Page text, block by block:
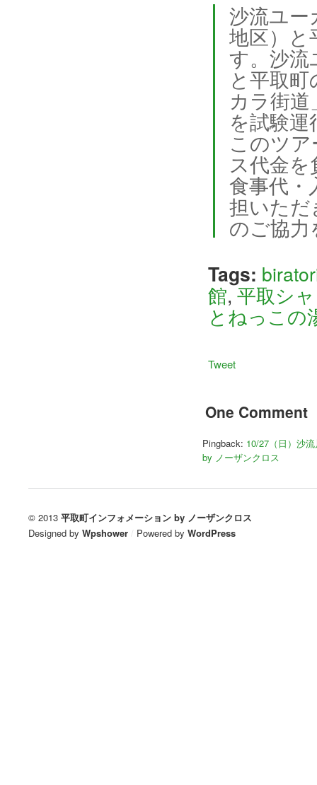
沙流ユー
地区）と
す。沙流
と平取
カラ街
を試験
このツ
ス代金
食事代・
担いた
のご協
Tags:
館,平取シ
とねっこの
Tweet
One Comment
Pingback: 10/27（日）沙
by ノーザンクロス
© 2013 平取町インフォメーション by ノーザンクロス
Designed by Wpshower / Powered by WordPress